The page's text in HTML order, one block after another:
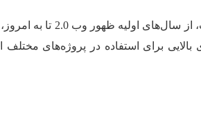
جوملا به عنوان یک
بالایی برای استفاده در